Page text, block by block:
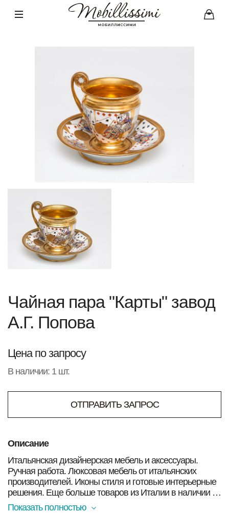
Чайная пара "Карты" завод
А.Г. Попова
Цена по запросу
В наличии: 1 шт.
ОТПРАВИТЬ ЗАПРОС
Описание
Итальянская дизайнерская мебель и аксессуары.
Ручная работа. Люксовая мебель от итальянских
производителей. Иконы стиля и готовые интерьерные
решения. Еще больше товаров из Италии в наличии в
Москве Вы найдете в нашем магазине. Смотрите ниже!
Показать полностью